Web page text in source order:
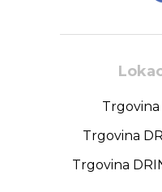
Trgovina
Trgovina